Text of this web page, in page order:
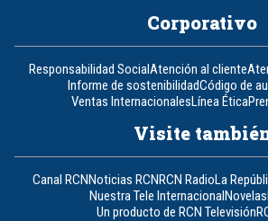
Corporativo
Responsabilidad SocialAtención al cliente
Informe de sostenibilidadCódigo de
Ventas InternacionalesLínea Ética
Visite
Canal RCNNoticias RCNRCN RadioLa
Nuestra Tele InternacionalNovelas
Un producto de RCN Televisión